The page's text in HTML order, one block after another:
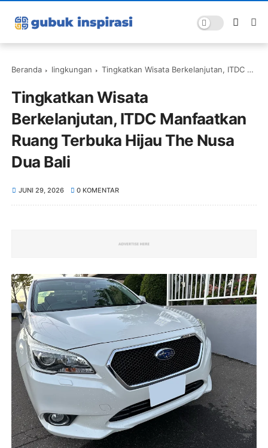
Beranda lingkungan Tingkatkan Wisata Berkelanjutan, ITDC Manfaatkan Ruang Terbuka Hijau The Nusa Dua Bali
Tingkatkan Wisata
Berkelanjutan, ITDC Manfaatkan
Ruang Terbuka Hijau The Nusa
Dua Bali
JUNI 29, 2026 0 KOMENTAR